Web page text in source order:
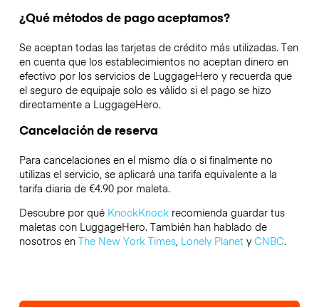
¿Qué métodos de pago aceptamos?
Se aceptan todas las tarjetas de crédito más utilizadas. Ten
en cuenta que los establecimientos no aceptan dinero en
efectivo por los servicios de LuggageHero y recuerda que
el seguro de equipaje solo es válido si el pago se hizo
directamente a LuggageHero.
Cancelación de reserva
Para cancelaciones en el mismo día o si finalmente no
utilizas el servicio, se aplicará una tarifa equivalente a la
tarifa diaria de €4.90 por maleta.
Descubre por qué KnockKnockrecomienda guardar tus
maletas con LuggageHero. También han hablado de
nosotros en The New York Times, Lonely Planety CNBC.